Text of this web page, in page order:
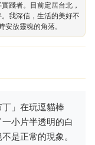
踐者。目前定居台北，
我深信，生活的美好不
放靈魂的角落。
」在玩逗貓棒
小片半透明的白
是正常的現象。